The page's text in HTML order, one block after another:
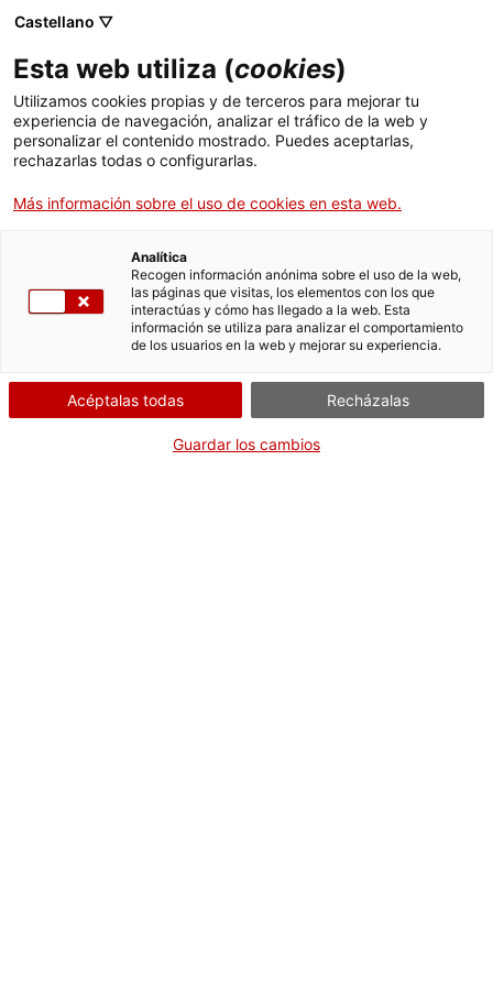
Menú
Buscador
Servicios de Internacionalización
Servicios de Innovación Servicios para Startups
ACCIÓ - Agencia para el crecimiento de las empresas
ACCIÓ - Agencia para el crecimiento de las empresas
Inicio
Ayudas y servicios
Países
Actividades
Contacto
Premio Cataluña de Ecodiseño 2025
¿Qué necesitas hacer?
Consulta a continuación todas las opciones
vinculadas al trámite. Selecciona la que se
corresponda con tu caso y podrás acceder a
toda la información y condiciones de
tramitación.
Castellano ▽
Esta web utiliza (cookies)
Utilizamos cookies propias y de terceros para mejorar tu
experiencia de navegación, analizar el tráfico de la web y
personalizar el contenido mostrado. Puedes aceptarlas,
rechazarlas todas o configurarlas.
Más información sobre el uso de cookies en esta web.
Analítica
Recogen información anónima sobre el uso de la web,
las páginas que visitas, los elementos con los que
interactúas y cómo has llegado a la web. Esta
información se utiliza para analizar el comportamiento
de los usuarios en la web y mejorar su experiencia.
Acéptalas todas Recházalas
Guardar los cambios